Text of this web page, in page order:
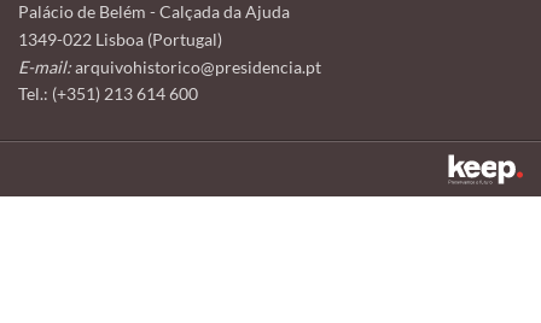
Palácio de Belém - Calçada da Ajuda
1349-022 Lisboa (Portugal)
E-mail:arquivohistorico@presidencia.pt
Tel.: (+351) 213 614 600